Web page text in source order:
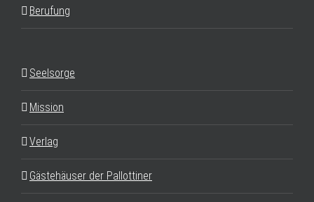
Berufung
Seelsorge
Mission
Verlag
Gästehäuser der Pallottiner